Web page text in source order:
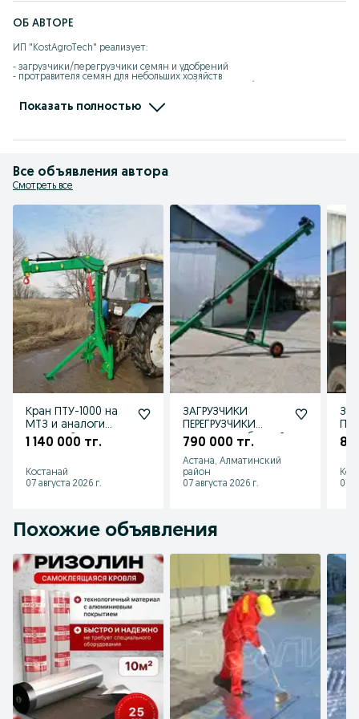
ОБ АВТОРЕ
ИП "KostAgroTech" реализует:
- загрузчики/перегрузчики семян и удобрений
- протравителя семян для небольших хозяйств
- емкости промышленные/сельскохозяйственные
- погреба пластиковые герметичные
РАБОТАЕМ ПО ВСЕМУ КАЗАХСТАНУ!
- РИЗОЛИН (кровельное фольгированное покрытие)
Показать полностью
Все объявления автора
Смотреть все
Кран ПТУ-1000 на
МТЗ и аналоги
навесной
1 140 000 тг.
Костанай
07 августа 2026 г.
ЗАГРУЗЧИКИ
ПЕРЕГРУЗЧИКИ
семян и удобрений
Зернопогрузчики
на ВАГОН
790 000 тг.
Астана, Алматинский
район
07 августа 2026 г.
07
Похожие объявления